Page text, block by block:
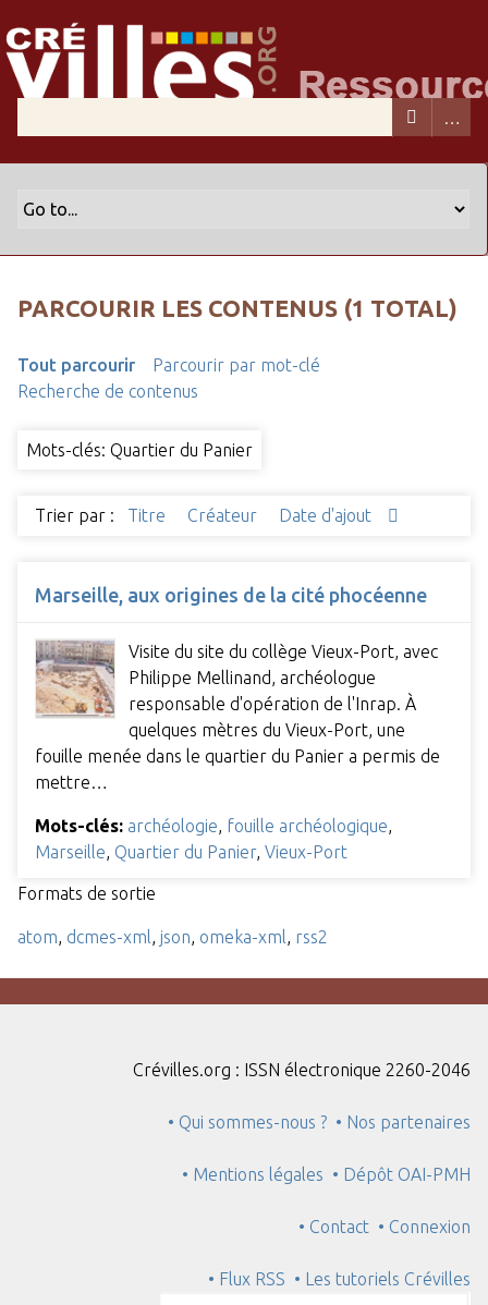
PARCOURIR LES CONTENUS (1 TOTAL)
Tout parcourir
Parcourir par mot-clé
Recherche de contenus
Mots-clés: Quartier du Panier
Trier par : Titre Créateur Date d'ajout
Marseille, aux origines de la cité phocéenne
Visite du site du collège Vieux-Port, avec
Philippe Mellinand, archéologue
responsable d'opération de l'Inrap. À
quelques mètres du Vieux-Port, une
fouille menée dans le quartier du Panier a permis de
mettre…
Mots-clés: archéologie fouille archéologique
Marseille Quartier du Panier, Vieux-Port
Formats de sortie
atom dcmes-xml json omeka-xml rss2
Crévilles.org : ISSN électronique 2260-2046
• Qui sommes-nous ? • Nos partenaires
• Mentions légales • Dépôt OAI-PMH
• Contact • Connexion
• Flux RSS • Les tutoriels Crévilles